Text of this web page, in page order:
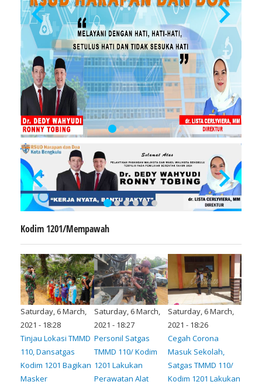
Kodim 1201/Mempawah
Saturday, 6 March,
2021 - 18:28
Tinjau Lokasi TMMD
110, Dansatgas
Kodim 1201 Bagikan
Masker
Saturday, 6 March,
2021 - 18:27
Personil Satgas
TMMD 110/ Kodim
1201 Lakukan
Perawatan Alat
Saturday, 6 March,
2021 - 18:26
Cegah Corona
Masuk Sekolah,
Satgas TMMD 110/
Kodim 1201 Lakukan